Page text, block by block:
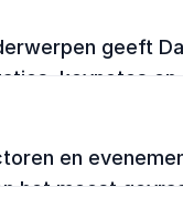
geeft
keynotes en
en
het meest